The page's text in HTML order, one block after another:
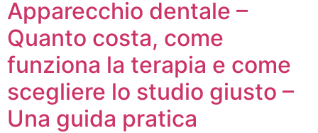
Apparecchio dentale –
Quanto costa, come
funziona la terapia e come
scegliere lo studio giusto –
Una guida pratica